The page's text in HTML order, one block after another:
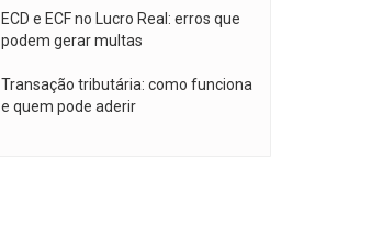
ECD e ECF no Lucro Real: erros que
podem gerar multas
Transação tributária: como funciona
e quem pode aderir